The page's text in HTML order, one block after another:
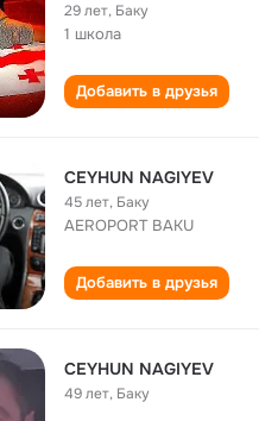
29 лет, Баку
1 школа
Добавить в друзья
CEYHUN NAGIYEV
45 лет, Баку
AEROPORT BAKU
Добавить в друзья
CEYHUN NAGIYEV
49 лет, Баку